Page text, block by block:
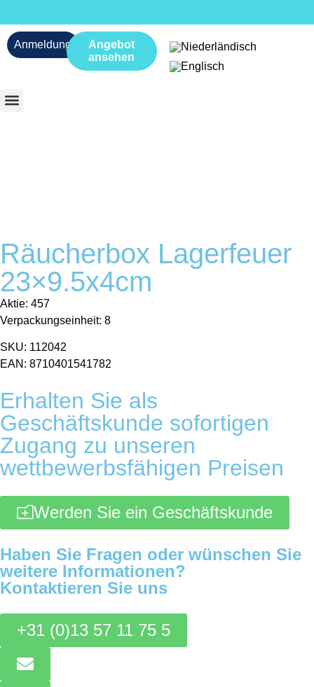
Anmeldung
Angebot
ansehen
Räucherbox Lagerfeuer
23×9.5x4cm
Aktie: 457
Verpackungseinheit: 8
SKU: 112042
EAN: 8710401541782
Erhalten Sie als
Geschäftskunde sofortigen
Zugang zu unseren
wettbewerbsfähigen Preisen
Werden Sie ein Geschäftskunde
Haben Sie Fragen oder wünschen Sie
weitere Informationen?
Kontaktieren Sie uns
+31 (0)13 57 11 75 5